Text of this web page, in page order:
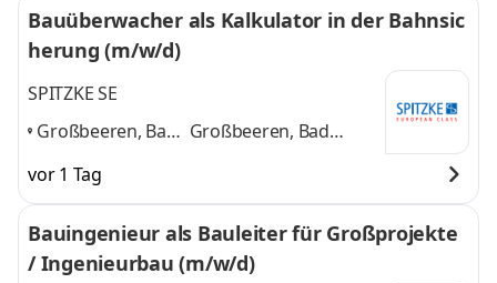
Bauüberwacher als Kalkulator in der Bahnsic
herung (m/w/d)
SPITZKE SE
Großbeeren, Bad
Kaltenkirchen,
Buchloe,
Großbeeren, Bad
und 2 weitere
vor 1 Tag
Bauingenieur als Bauleiter für Großprojekte
/ Ingenieurbau (m/w/d)